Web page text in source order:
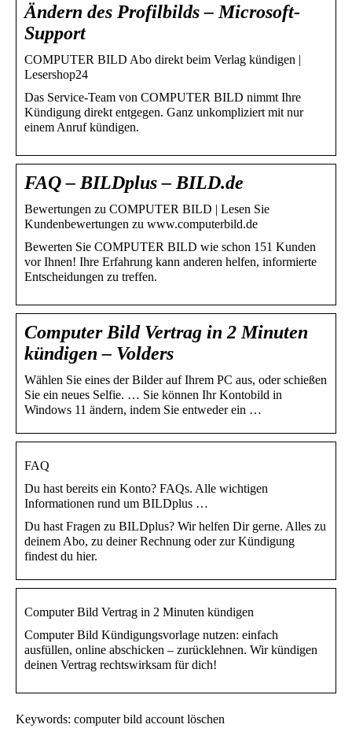
Ändern des Profilbilds – Microsoft-
Support
COMPUTER BILD Abo direkt beim Verlag kündigen |
Lesershop24
Das Service-Team von COMPUTER BILD nimmt Ihre
Kündigung direkt entgegen. Ganz unkompliziert mit nur
einem Anruf kündigen.
FAQ – BILDplus – BILD.de
Bewertungen zu COMPUTER BILD | Lesen Sie
Kundenbewertungen zu www.computerbild.de
Bewerten Sie COMPUTER BILD wie schon 151 Kunden
vor Ihnen! Ihre Erfahrung kann anderen helfen, informierte
Entscheidungen zu treffen.
Computer Bild Vertrag in 2 Minuten
kündigen – Volders
Wählen Sie eines der Bilder auf Ihrem PC aus, oder schießen
Sie ein neues Selfie. … Sie können Ihr Kontobild in
Windows 11 ändern, indem Sie entweder ein …
FAQ
Du hast bereits ein Konto? FAQs. Alle wichtigen
Informationen rund um BILDplus …
Du hast Fragen zu BILDplus? Wir helfen Dir gerne. Alles zu
deinem Abo, zu deiner Rechnung oder zur Kündigung
findest du hier.
Computer Bild Vertrag in 2 Minuten kündigen
Computer Bild Kündigungsvorlage nutzen: einfach
ausfüllen, online abschicken – zurücklehnen. Wir kündigen
deinen Vertrag rechtswirksam für dich!
Keywords: computer bild account löschen